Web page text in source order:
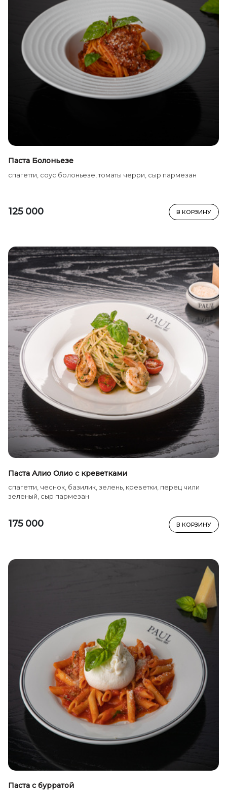
Паста Болоньезе
спагетти, соус болоньезе, томаты черри, сыр пармезан
125 000 В КОРЗИНУ
Паста Алио Олио с креветками
спагетти, чеснок, базилик, зелень, креветки, перец чили
зеленый, сыр пармезан
175 000 В КОРЗИНУ
Паста с бурратой